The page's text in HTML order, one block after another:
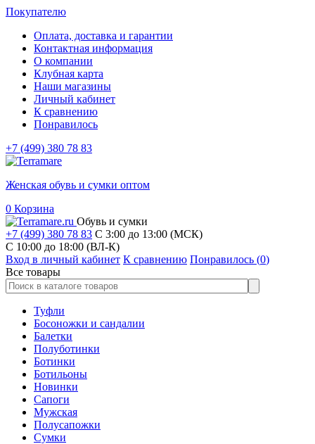
Покупателю
Оплата, доставка и гарантии
Контактная информация
О компании
Клубная карта
Наши магазины
Личный кабинет
К сравнению
Понравилось
+7 (499) 380 78 83
Женская обувь и сумки оптом
0 Корзина
Обувь и сумки
+7 (499) 380 78 83 С 3:00 до 13:00 (МСК)
C 10:00 до 18:00 (ВЛ-К)
Вход в личный кабинет К сравнению Понравилось (0)
Все товары
Туфли
Босоножки и сандалии
Балетки
Полуботинки
Ботинки
Ботильоны
Новинки
Сапоги
Мужская
Полусапожки
Сумки